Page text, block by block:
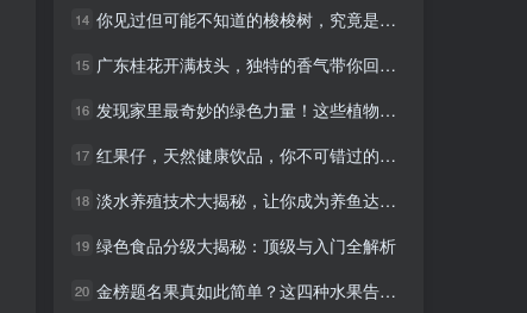
14 你见过但可能不知道的梭梭树，究竟是什么树？
15 广东桂花开满枝头，独特的香气带你回归自然
16 发现家里最奇妙的绿色力量！这些植物竟然能吸收二氧化碳！
17 红果仔，天然健康饮品，你不可错过的健康选择！
18 淡水养殖技术大揭秘，让你成为养鱼达人！
19 绿色食品分级大揭秘：顶级与入门全解析
20 金榜题名果真如此简单？这四种水果告诉你答案！
14 你见过但可能不知道的梭梭树，究竟是什么树？
15 广东桂花开满枝头，独特的香气带你回归自然
16 发现家里最奇妙的绿色力量！这些植物竟然能吸收二氧化碳！
17 红果仔，天然健康饮品，你不可错过的健康选择！
18 淡水养殖技术大揭秘，让你成为养鱼达人！
19 绿色食品分级大揭秘：顶级与入门全解析
20 金榜题名果真如此简单？这四种水果告诉你答案！